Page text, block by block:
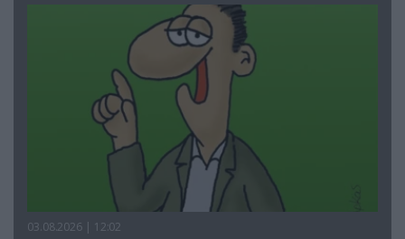
03.08.2026 | 12:02